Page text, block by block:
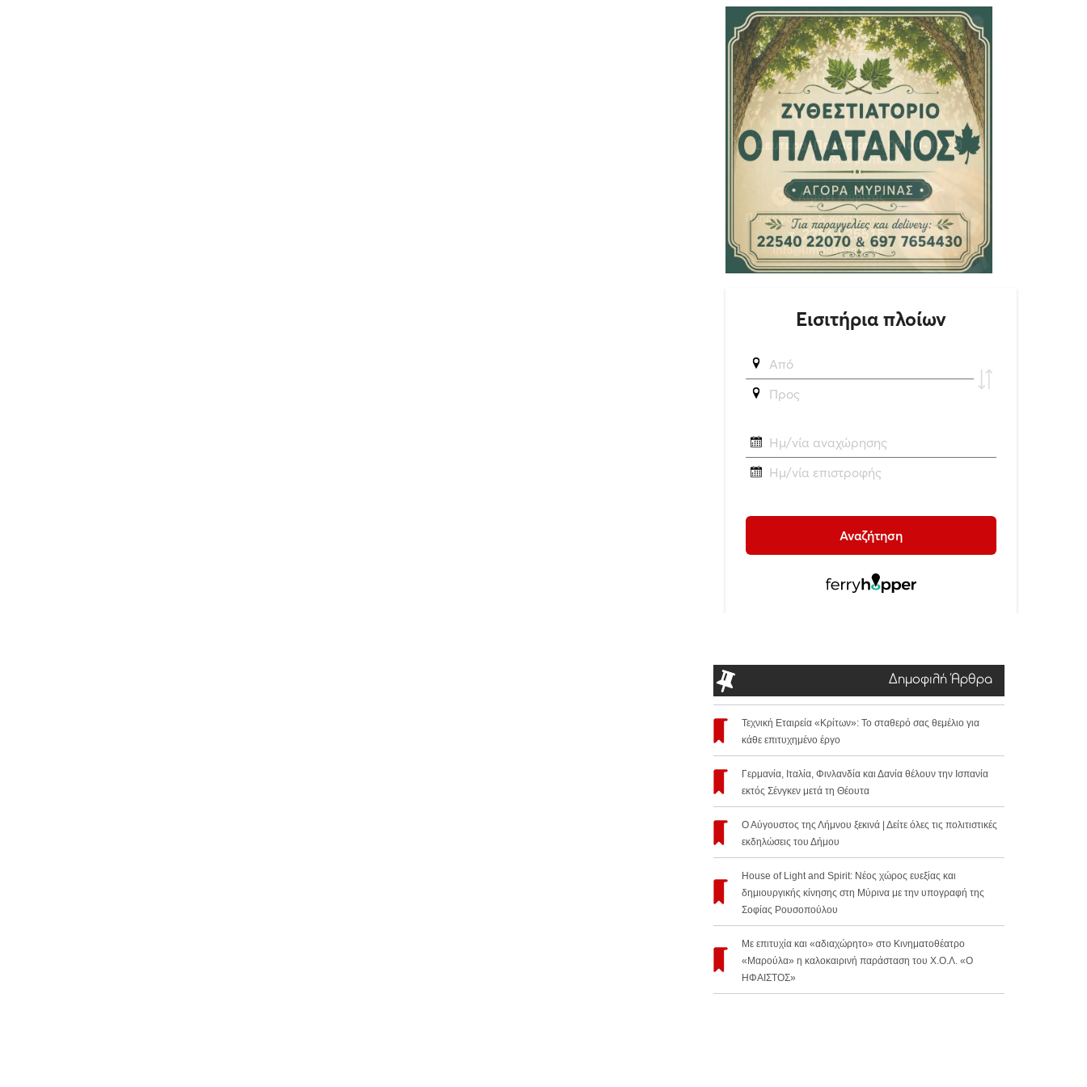
Δημοφιλή Άρθρα
Τεχνική Εταιρεία «Κρίτων»: Το σταθερό σας θεμέλιο για
κάθε επιτυχημένο έργο
Γερμανία, Ιταλία, Φινλανδία και Δανία θέλουν την Ισπανία
εκτός Σένγκεν μετά τη Θέουτα
Ο Αύγουστος της Λήμνου ξεκινά | Δείτε όλες τις πολιτιστικές
εκδηλώσεις του Δήμου
House of Light and Spirit: Νέος χώρος ευεξίας και
δημιουργικής κίνησης στη Μύρινα με την υπογραφή της
Σοφίας Ρουσοπούλου
Με επιτυχία και «αδιαχώρητο» στο Κινηματοθέατρο
«Μαρούλα» η καλοκαιρινή παράσταση του Χ.Ο.Λ. «Ο
ΗΦΑΙΣΤΟΣ»